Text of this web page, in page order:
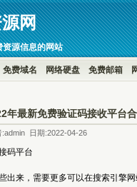
网
资源信息的网站
免费域名 网络硬盘 免费邮箱
年最新免费验证码接收平台
:admin 日期:2022-04-26
码平台
出来，需要更多可以在搜索引擎